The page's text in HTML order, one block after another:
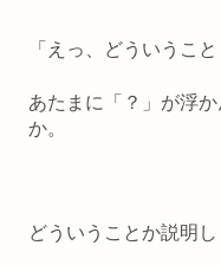
「えっ、どういうこと
あたまに「？」が浮
か。
どういうことか説明し